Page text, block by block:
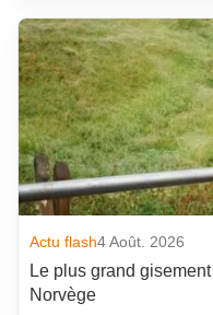
Actu flash4 Août. 2026
Le plus grand
Norvège